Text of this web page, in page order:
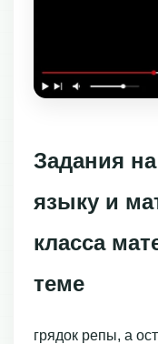
Задания
языку и
класса
теме
грядок репы, а